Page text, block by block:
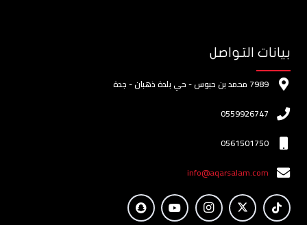
بيانات التواصل
7989 محمد بن حبوس - حي بلدة ذهبان - جدة
0559926747
0561501750
info@aqarsalam.com